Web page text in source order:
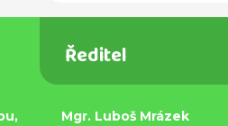
Ředitel
Mgr. Luboš Mrázek